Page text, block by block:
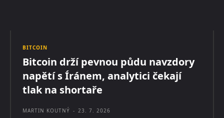
BITCOIN
Bitcoin drží pevnou půdu navzdory
napětí s Íránem, analytici čekají
tlak na shortaře
MARTIN KOUTNÝ - 23. 7. 2026